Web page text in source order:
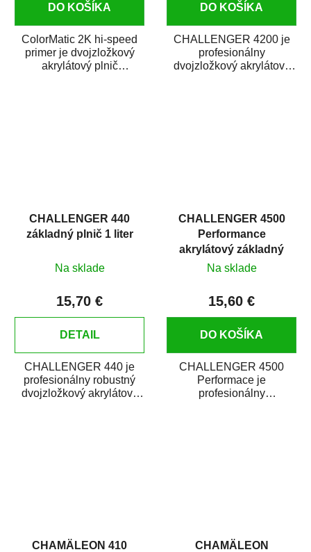
DO KOŠÍKA
ColorMatic 2K hi-speed
primer je dvojzložkový
akrylátový plnič
DO KOŠÍKA
CHALLENGER 4200 je
profesionálny
dvojzložkový akrylátový
CHALLENGER 440
základný plnič 1 liter
Na sklade
15,70 €
DETAIL
CHALLENGER 440 je
profesionálny robustný
dvojzložkový akrylátový
CHALLENGER 4500
Performance
akrylátový základný
plnič 1 liter
Na sklade
15,60 €
DO KOŠÍKA
CHALLENGER 4500
Performace je
profesionálny
CHAMÄLEON 410
CHAMÄLEON